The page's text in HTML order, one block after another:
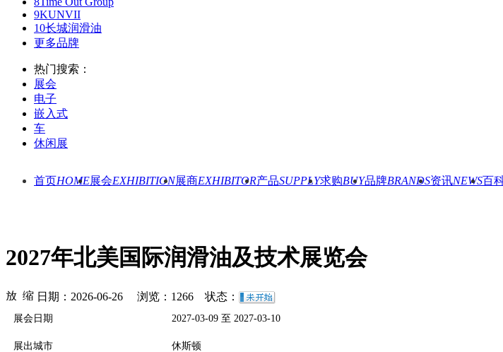
9KUNVII
10长城润滑油
更多品牌
热门搜索：
展会
电子
嵌入式
车
休闲展
首页HOME展会EXHIBITION展商EXHIBITOR产品SUPPLY求购BUY品牌BRANDS资讯NEWS百
2027年北美国际润滑油及技术展览会
日期：2026-06-26 浏览： 1266 状态：
展会日期 2027-03-09 至 2027-03-10
展出城市 休斯顿